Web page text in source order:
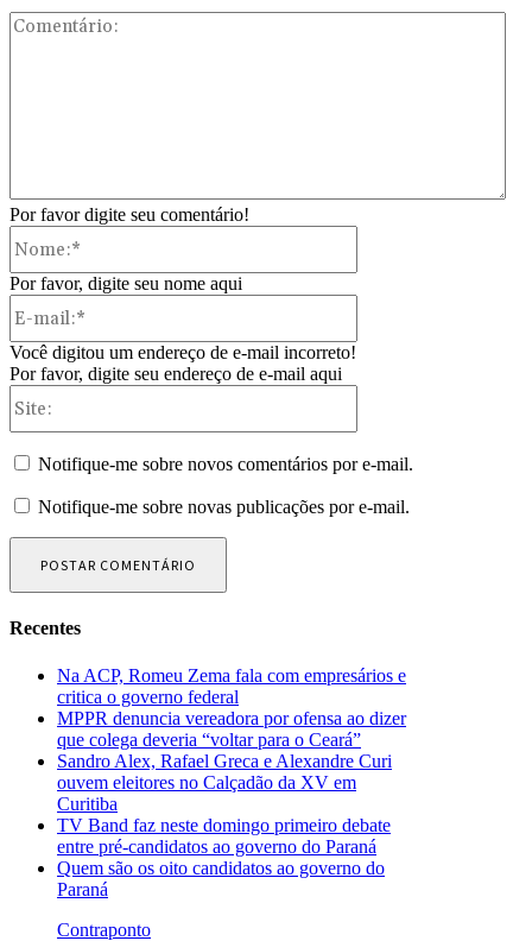
Por favor digite seu comentário!
Por favor, digite seu nome aqui
Você digitou um endereço de e-mail incorreto!
Por favor, digite seu endereço de e-mail aqui
Notifique-me sobre novos comentários por e-mail.
Notifique-me sobre novas publicações por e-mail.
Recentes
Na ACP, Romeu Zema fala com empresários e
critica o governo federal
MPPR denuncia vereadora por ofensa ao dizer
que colega deveria “voltar para o Ceará”
Sandro Alex, Rafael Greca e Alexandre Curi
ouvem eleitores no Calçadão da XV em
Curitiba
TV Band faz neste domingo primeiro debate
entre pré-candidatos ao governo do Paraná
Quem são os oito candidatos ao governo do
Paraná
Contraponto